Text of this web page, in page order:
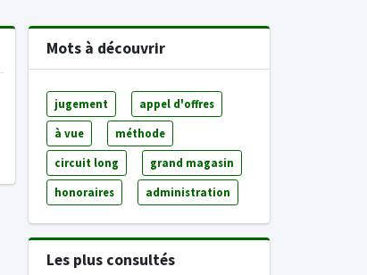
Mots à découvrir
jugement appel d'offres
à vue méthode
circuit long grand magasin
honoraires administration
Les plus consultés